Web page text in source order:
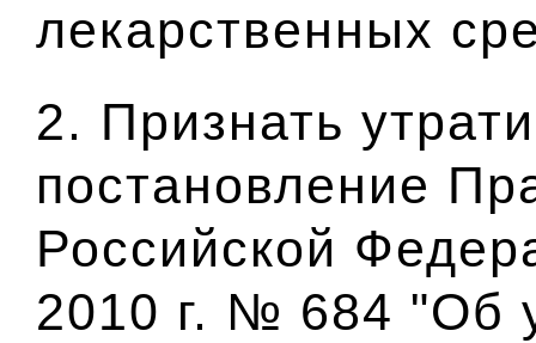
лекарственных
2. Признать
постановление
Российской
2010 г. № 684 "Об